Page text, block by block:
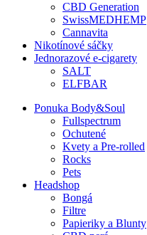
CBD Generation
SwissMEDHEMP
Cannavita
Nikotínové sáčky
Jednorazové e-cigarety
SALT
ELFBAR
Ponuka Body&Soul
Fullspectrum
Ochutené
Kvety a Pre-rolled
Rocks
Pets
Headshop
Bongá
Filtre
Papieriky a Blunty